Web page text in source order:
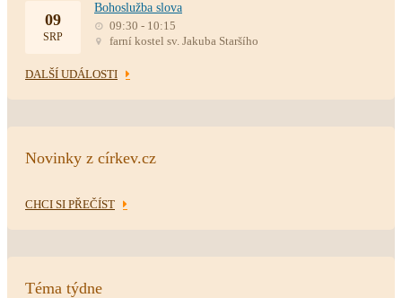
09
SRP
Bohoslužba slova
09:30 - 10:15
farní kostel sv. Jakuba Staršího
DALŠÍ UDÁLOSTI
Novinky z církev.cz
CHCI SI PŘEČÍST
Téma týdne